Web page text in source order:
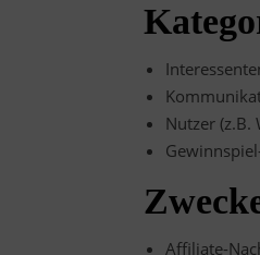
Nutzer (z.B.
Affiliate-